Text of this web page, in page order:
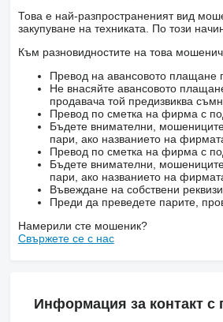
Това е най-разпространеният вид
закупуване на техниката. По този
Към разновидностите на това
Превод на авансовото плащане
Не внасяйте авансовото
продавача той предизвиква
Превод по сметка на фирма с
Бъдете внимателни,
пари, ако названието на
Превод по сметка на фирма с
Бъдете внимателни,
пари, ако названието на
Въвеждане на собствени
Преди да преведете парите,
Намерили сте мошеник?
Свържете се с нас
Информация за контакт с